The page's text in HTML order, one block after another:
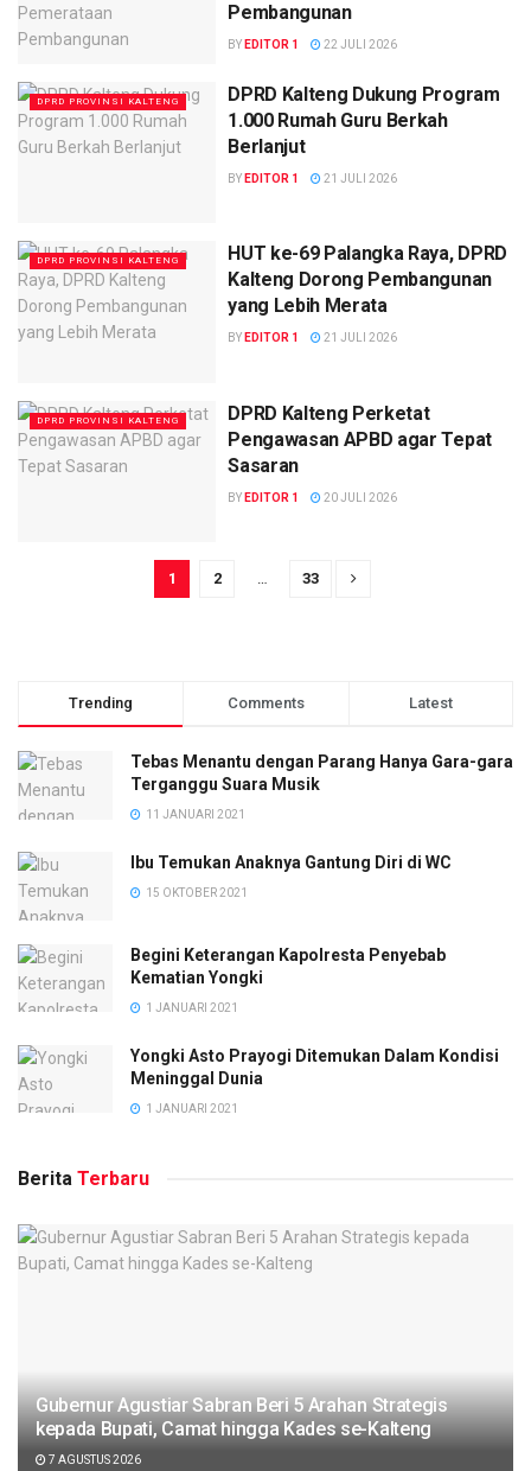
Pembangunan
BY EDITOR 1 22 JULI 2026
DPRD PROVINSI KALTENG
DPRD Kalteng Dukung Program
1.000 Rumah Guru Berkah
Berlanjut
BY EDITOR 1 21 JULI 2026
DPRD PROVINSI KALTENG
HUT ke-69 Palangka Raya, DPRD
Kalteng Dorong Pembangunan
yang Lebih Merata
BY EDITOR 1 21 JULI 2026
DPRD PROVINSI KALTENG
DPRD Kalteng Perketat
Pengawasan APBD agar Tepat
Sasaran
BY EDITOR 1 20 JULI 2026
1 2 … 33
Trending Comments Latest
Tebas Menantu dengan Parang Hanya Gara-gara
Terganggu Suara Musik
11 JANUARI 2021
Ibu Temukan Anaknya Gantung Diri di WC
15 OKTOBER 2021
Begini Keterangan Kapolresta Penyebab
Kematian Yongki
1 JANUARI 2021
Yongki Asto Prayogi Ditemukan Dalam Kondisi
Meninggal Dunia
1 JANUARI 2021
Berita Terbaru
Gubernur Agustiar Sabran Beri 5 Arahan Strategis
kepada Bupati, Camat hingga Kades se-Kalteng
7 AGUSTUS 2026